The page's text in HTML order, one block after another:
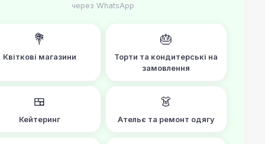
через WhatsApp
💐
Квіткові магазини
🎂
Торти та кондитерські на
замовлення
🍱
Кейтеринг
👗
Ательє та ремонт одягу